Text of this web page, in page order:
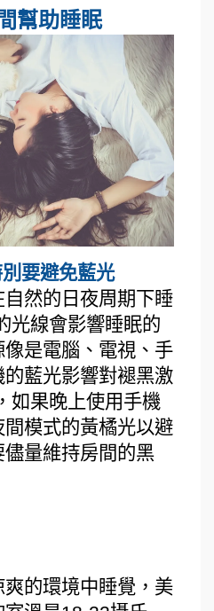
幫助睡眠
要避免藍光
然的日夜周期下睡
光線會影響睡眠的
是電腦、電視、手
藍光影響對褪黑激
，如果晚上使用手機
模式的黃橘光以避
量維持房間的黑
的環境中睡覺，美